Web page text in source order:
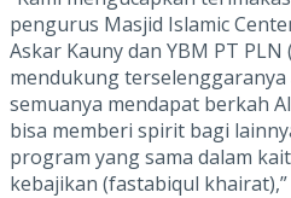
pengurus Masjid Islamic
Askar Kauny dan YBM PT
mendukung terselenggaranya
semuanya mendapat berkah
bisa memberi spirit bagi
program yang sama dalam
kebajikan (fastabiqul